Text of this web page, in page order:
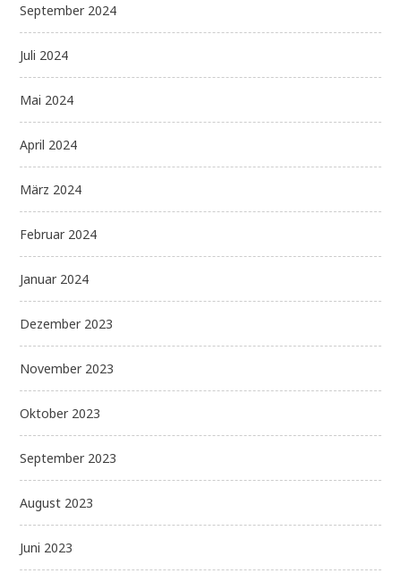
September 2024
Juli 2024
Mai 2024
April 2024
März 2024
Februar 2024
Januar 2024
Dezember 2023
November 2023
Oktober 2023
September 2023
August 2023
Juni 2023